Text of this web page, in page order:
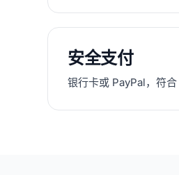
安全支付
银行卡或 PayPal，符